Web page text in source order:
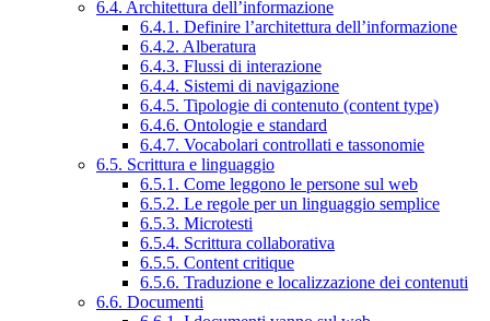
6.4. Architettura dell’informazione
6.4.1. Definire l’architettura dell’informazione
6.4.2. Alberatura
6.4.3. Flussi di interazione
6.4.4. Sistemi di navigazione
6.4.5. Tipologie di contenuto (content type)
6.4.6. Ontologie e standard
6.4.7. Vocabolari controllati e tassonomie
6.5. Scrittura e linguaggio
6.5.1. Come leggono le persone sul web
6.5.2. Le regole per un linguaggio semplice
6.5.3. Microtesti
6.5.4. Scrittura collaborativa
6.5.5. Content critique
6.5.6. Traduzione e localizzazione dei contenuti
6.6. Documenti